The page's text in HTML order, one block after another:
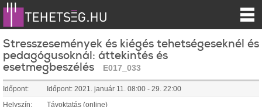
Stresszesemények és kiégés tehetségeseknél és
pedagógusoknál: áttekintés és
esetmegbeszélés
E017_033
Időpont: Időpont: 2021. január 11 08:00 - 29 22:00
Helyszín: Távoktatás (online)